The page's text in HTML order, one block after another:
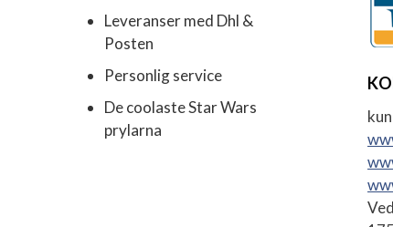
Leveranser med Dhl &
Posten
Personlig service
De coolaste Star Wars
prylarna